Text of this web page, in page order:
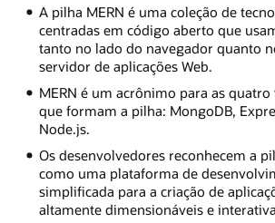
A pilha MERN é uma coleção de
centradas em código aberto que
tanto no lado do navegador quanto
servidor de aplicações Web.
MERN é um acrônimo para as
que formam a pilha: MongoDB,
Node.js.
Os desenvolvedores reconhecem a
como uma plataforma de
simplificada para a criação de
altamente dimensionáveis e